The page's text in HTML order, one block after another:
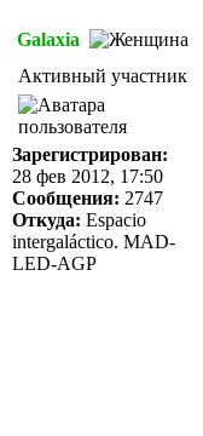
Galaxia
Активный участник
Зарегистрирован:
28 фев 2012, 17:50
Сообщения: 2747
Откуда: Espacio
intergaláctico. MAD-
LED-AGP